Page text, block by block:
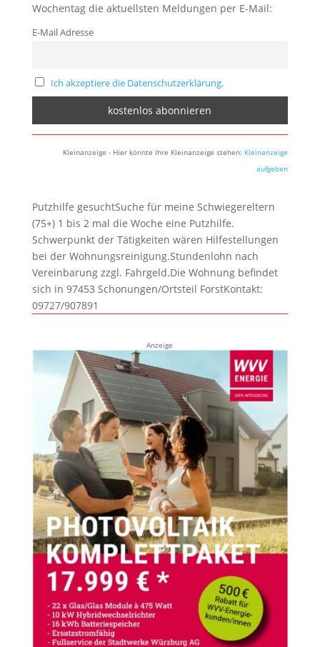
Wochentag die aktuellsten Meldungen per E-Mail:
E-Mail Adresse
Ich akzeptiere die Datenschutzerklärung.
Kleinanzeige - Hier könnte Ihre Kleinanzeige stehen: Kleinanzeige
aufgeben
Putzhilfe gesuchtSuche für meine Schwiegereltern
(75+) 1 bis 2 mal die Woche eine Putzhilfe.
Schwerpunkt der Tätigkeiten wären Hilfestellungen
bei der Wohnungsreinigung.Stundenlohn nach
Vereinbarung zzgl. Fahrgeld.Die Wohnung befindet
sich in 97453 Schonungen/Ortsteil ForstKontakt:
09727/907891
Anzeige